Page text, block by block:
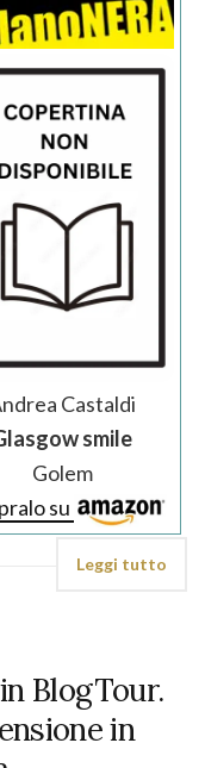
Castaldi
smile
Golem
su
Leggi tutto
BlogTour.
in